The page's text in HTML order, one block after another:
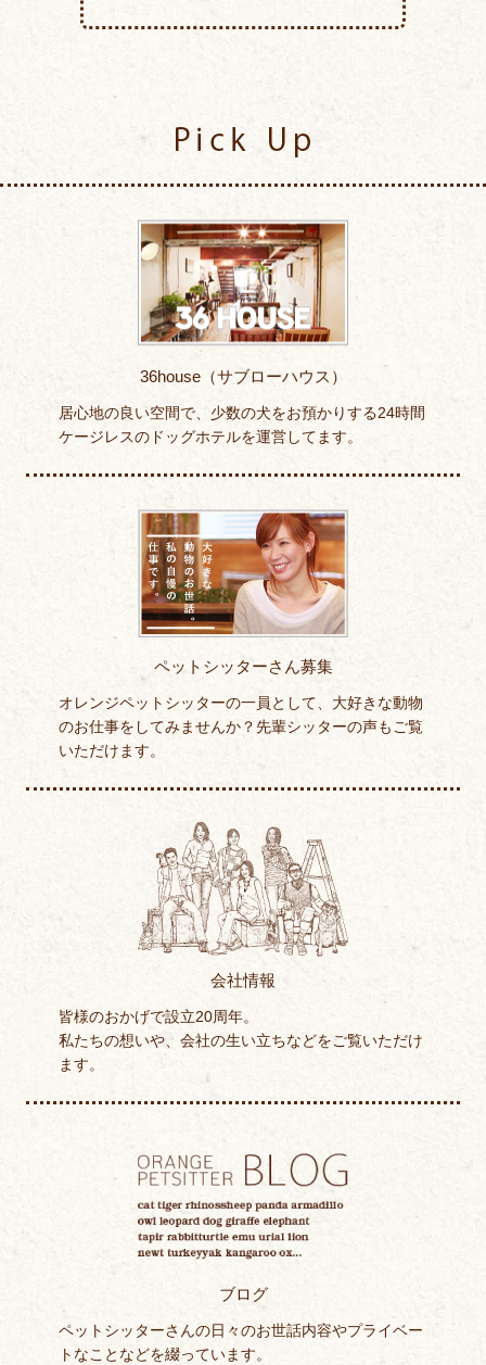
36house（サブローハウス）
居心地の良い空間で、少数の犬をお預かりする24時間
ケージレスのドッグホテルを運営してます。
ペットシッターさん募集
オレンジペットシッターの一員として、大好きな動物
のお仕事をしてみませんか？先輩シッターの声もご覧
いただけます。
会社情報
皆様のおかげで設立20周年。
私たちの想いや、会社の生い立ちなどをご覧いただけ
ます。
ブログ
ペットシッターさんの日々のお世話内容やプライベー
トなことなどを綴っています。